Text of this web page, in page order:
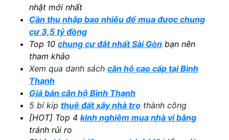
nhật mới nhất
Cần thu nhập bao nhiêu để mua được chung
cư 3,5 tỷ đồng
Top 10 chung cư đắt nhất Sài Gòn bạn nên
tham khảo
Xem qua danh sách căn hộ cao cấp tại Bình
Thạnh
Giá bán căn hộ Bình Thạnh
5 bí kíp thuê đất xây nhà trọ thành công
[HOT] Top 4 kinh nghiệm mua nhà vi bằng
tránh rủi ro